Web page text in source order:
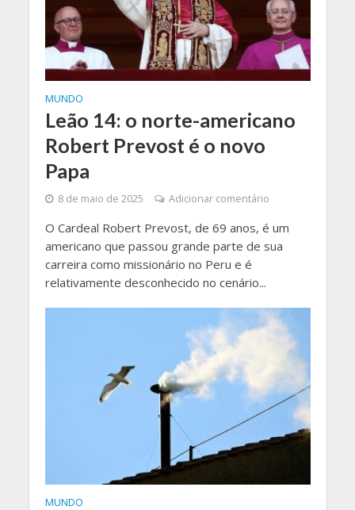
MUNDO
Leão 14: o norte-americano
Robert Prevost é o novo
Papa
8 de maio de 2025 Adicionar comentário
O Cardeal Robert Prevost, de 69 anos, é um
americano que passou grande parte de sua
carreira como missionário no Peru e é
relativamente desconhecido no cenário...
MUNDO